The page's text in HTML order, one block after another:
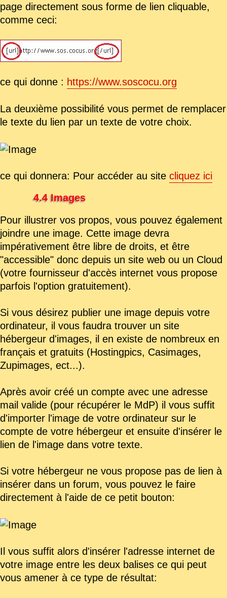
page directement sous forme de lien cliquable,
comme ceci:
ce qui donne : https://www.soscocu.org
La deuxième possibilité vous permet de remplacer
le texte du lien par un texte de votre choix.
ce qui donnera: Pour accéder au site cliquez ici
4.4 Images
Pour illustrer vos propos, vous pouvez également
joindre une image. Cette image devra
impérativement être libre de droits, et être
"accessible" donc depuis un site web ou un Cloud
(votre fournisseur d'accès internet vous propose
parfois l'option gratuitement).
Si vous désirez publier une image depuis votre
ordinateur, il vous faudra trouver un site
hébergeur d'images, il en existe de nombreux en
français et gratuits (Hostingpics, Casimages,
Zupimages, ect...).
Après avoir créé un compte avec une adresse
mail valide (pour récupérer le MdP) il vous suffit
d'importer l'image de votre ordinateur sur le
compte de votre hébergeur et ensuite d'insérer le
lien de l'image dans votre texte.
Si votre hébergeur ne vous propose pas de lien à
insérer dans un forum, vous pouvez le faire
directement à l'aide de ce petit bouton:
Il vous suffit alors d'insérer l'adresse internet de
votre image entre les deux balises ce qui peut
vous amener à ce type de résultat: